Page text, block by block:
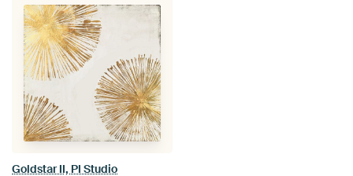
Goldstar II, PI Studio